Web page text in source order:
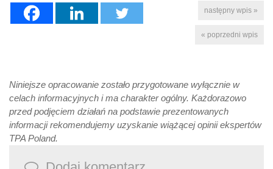
następny wpis »
« poprzedni wpis
Niniejsze opracowanie zostało przygotowane wyłącznie w
celach informacyjnych i ma charakter ogólny. Każdorazowo
przed podjęciem działań na podstawie prezentowanych
informacji rekomendujemy uzyskanie wiążącej opinii ekspertów
TPA Poland.